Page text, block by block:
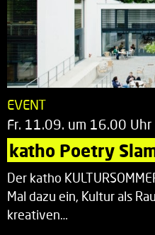
EVENT
Fr. 11.09. um 16.00 Uhr
katho Poetry
Der katho
Mal dazu ein, Kultur als
kreativen…